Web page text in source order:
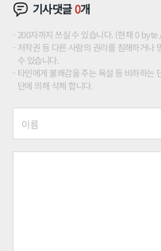
기사댓글0개
200자까지 쓰실 수 있습니다. (현재 0
저작권 등 다른 사람의 권리를 침해하거나
수 있습니다.
타인에게 불쾌감을 주는 욕설 등 비하하는
단에 의해 삭제 합니다.